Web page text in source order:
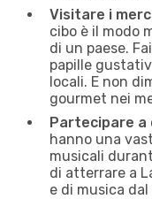
Visitare i
cibo è il modo
di un paese.
papille
locali. E non
gourmet nei
Partecipare
hanno una
musicali
di atterrare a
e di musica